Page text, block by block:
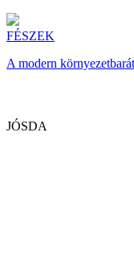
FÉSZEK
A modern
JÓSDA